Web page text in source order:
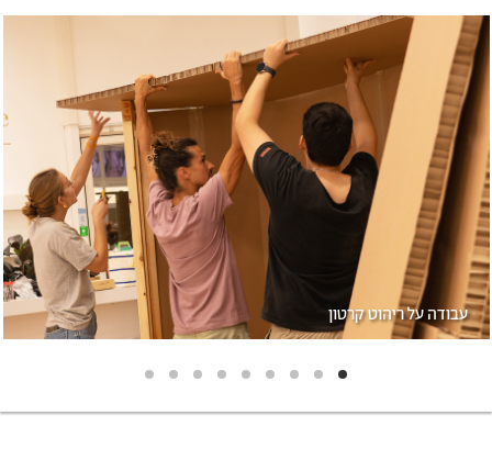
גלריית
תמונות
תמונה
עבודה על ריהוט קרטון